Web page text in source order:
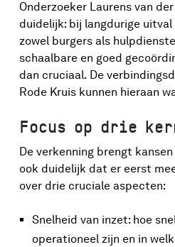
Onderzoeker Laurens van
duidelijk: bij langdurige uitval
zowel burgers als
schaalbare en goed
dan cruciaal. De
Rode Kruis kunnen hieraan
Focus op drie
De verkenning brengt
ook duidelijk dat er eerst
over drie cruciale aspecten:
Snelheid van inzet: hoe
operationeel zijn en in